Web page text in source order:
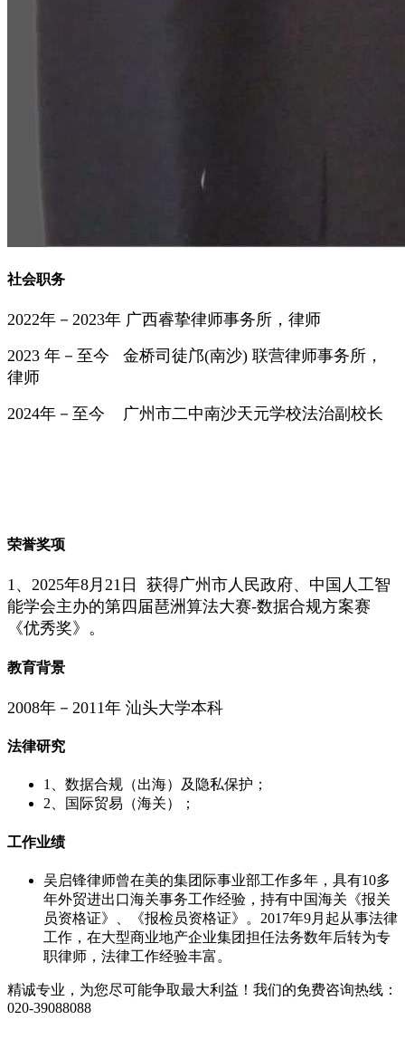
社会职务
2022年－2023年 广西睿挚律师事务所，律师
2023 年－至今 金桥司徒邝(南沙) 联营律师事务所，
律师
2024年－至今 广州市二中南沙天元学校法治副校长
荣誉奖项
1、2025年8月21日 获得广州市人民政府、中国人工智
能学会主办的第四届琶洲算法大赛-数据合规方案赛
《优秀奖》。
教育背景
2008年－2011年 汕头大学本科
法律研究
1、数据合规（出海）及隐私保护；
2、国际贸易（海关）；
工作业绩
吴启锋律师曾在美的集团际事业部工作多年，具有10多
年外贸进出口海关事务工作经验，持有中国海关《报关
员资格证》、《报检员资格证》。2017年9月起从事法律
工作，在大型商业地产企业集团担任法务数年后转为专
职律师，法律工作经验丰富。
精诚专业，为您尽可能争取最大利益！我们的免费咨询热线：
020-39088088